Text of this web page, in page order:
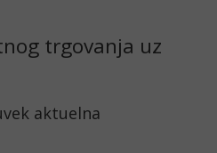
trgovanja uz
aktuelna